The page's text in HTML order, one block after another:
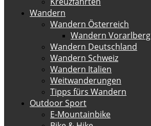
Wandern
Wandern Österreich
Wandern Vorarlberg
Wandern Deutschland
Wandern Schweiz
Wandern Italien
Weitwanderungen
Tipps fürs Wandern
Outdoor Sport
E-Mountainbike